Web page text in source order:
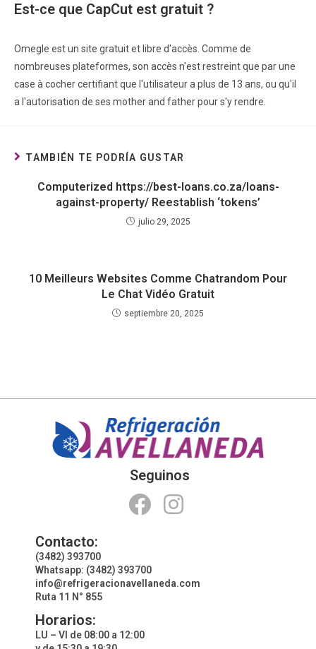
Est-ce que CapCut est gratuit ?
Omegle est un site gratuit et libre d'accès. Comme de
nombreuses plateformes, son accès n'est restreint que par une
case à cocher certifiant que l'utilisateur a plus de 13 ans, ou qu'il
a l'autorisation de ses mother and father pour s'y rendre.
TAMBIÉN TE PODRÍA GUSTAR
Computerized https://best-loans.co.za/loans-
against-property/ Reestablish ‘tokens’
julio 29, 2025
10 Meilleurs Websites Comme Chatrandom Pour
Le Chat Vidéo Gratuit
septiembre 20, 2025
Seguinos
Contacto:
(3482) 393700
Whatsapp: (3482) 393700
info@refrigeracionavellaneda.com
Ruta 11 N° 855
Horarios:
LU – VI de 08:00 a 12:00